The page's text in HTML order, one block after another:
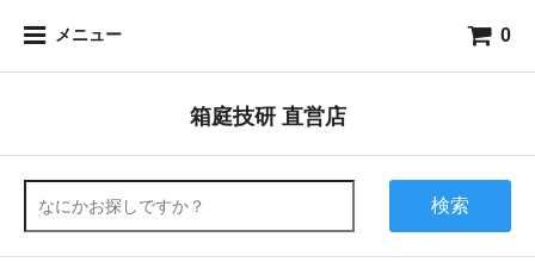
メニュー 0
箱庭技研 直営店
検索